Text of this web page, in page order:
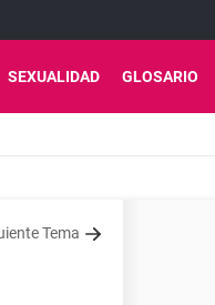
SEXUALIDAD GLOSARIO
Tema